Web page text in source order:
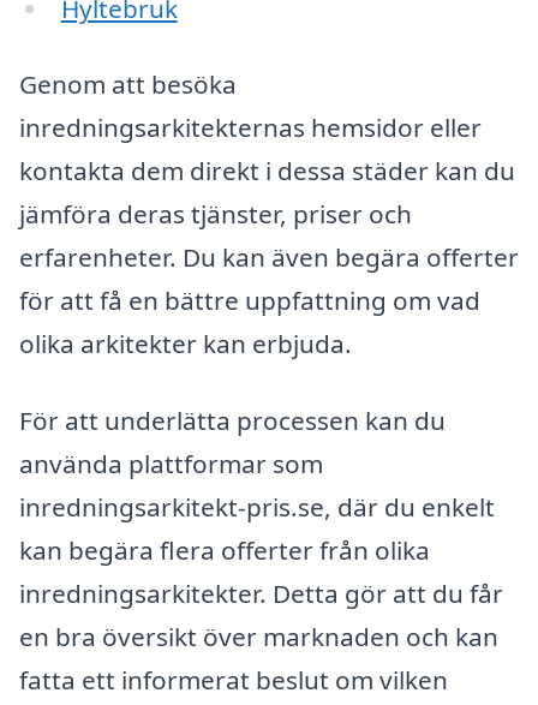
Hyltebruk
Genom att besöka
inredningsarkitekternas hemsidor eller
kontakta dem direkt i dessa städer kan du
jämföra deras tjänster, priser och
erfarenheter. Du kan även begära offerter
för att få en bättre uppfattning om vad
olika arkitekter kan erbjuda.
För att underlätta processen kan du
använda plattformar som
inredningsarkitekt-pris.se, där du enkelt
kan begära flera offerter från olika
inredningsarkitekter. Detta gör att du får
en bra översikt över marknaden och kan
fatta ett informerat beslut om vilken